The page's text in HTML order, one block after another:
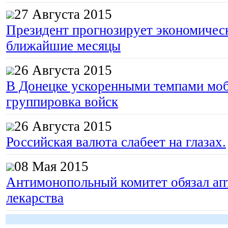
27 Августа 2015
Президент прогнозирует
ближайшие месяцы
26 Августа 2015
В Донецке ускоренными темпами
группировка войск
26 Августа 2015
Российская валюта слабеет на глазах.
08 Мая 2015
Антимонопольный комитет обязал
лекарства